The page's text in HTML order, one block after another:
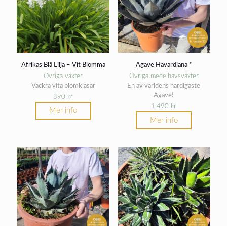
Afrikas Blå Lilja – Vit Blomma
Övriga växter
Vackra vita blomklasar
390 kr
Mer info
Agave Havardiana *
Övriga medelhavsväxter
En av världens härdigaste
Agave!
1,490 kr
Mer info